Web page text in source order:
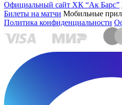
Официальный сайт ХК “Ак Барс”
Билеты на матчи Мобильные
Политика конфиденциальности